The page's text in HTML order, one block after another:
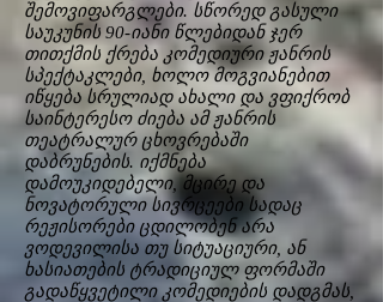
შემოვიფარგლები. სწორედ გასული
საუკუნის 90-იანი წლებიდან ჯერ
თითქმის ქრება კომედიური ჟანრის
სპექტაკლები, ხოლო მოგვიანებით
იწყება სრულიად ახალი და ვფიქრობ
საინტერესო ძიება ამ ჟანრის
თეატრალურ ცხოვრებაში
დაბრუნების. იქმნება
დამოუკიდებელი, მცირე და
ნოვატორული სივრცეები სადაც
რეჟისორები ცდილობენ არა
ვოდევილისა თუ სიტუაციური, ან
ხასიათების ტრადიციულ ფორმაში
გადაწყვეტილი კომედიების დადგმას,